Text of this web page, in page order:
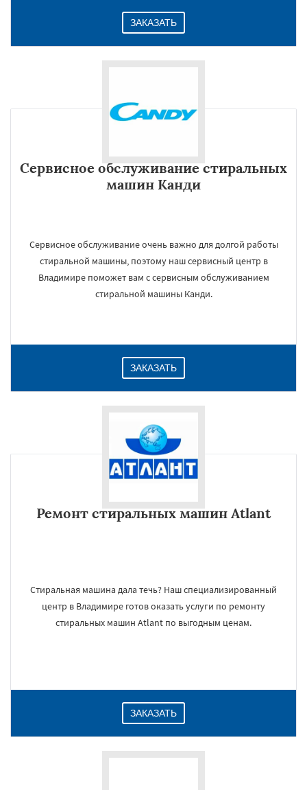
ЗАКАЗАТЬ
Сервисное обслуживание стиральных
машин Канди
Сервисное обслуживание очень важно для долгой работы
стиральной машины, поэтому наш сервисный центр в
Владимире поможет вам с сервисным обслуживанием
стиральной машины Канди.
ЗАКАЗАТЬ
Ремонт стиральных машин Atlant
Стиральная машина дала течь? Наш специализированный
центр в Владимире готов оказать услуги по ремонту
стиральных машин Atlant по выгодным ценам.
ЗАКАЗАТЬ